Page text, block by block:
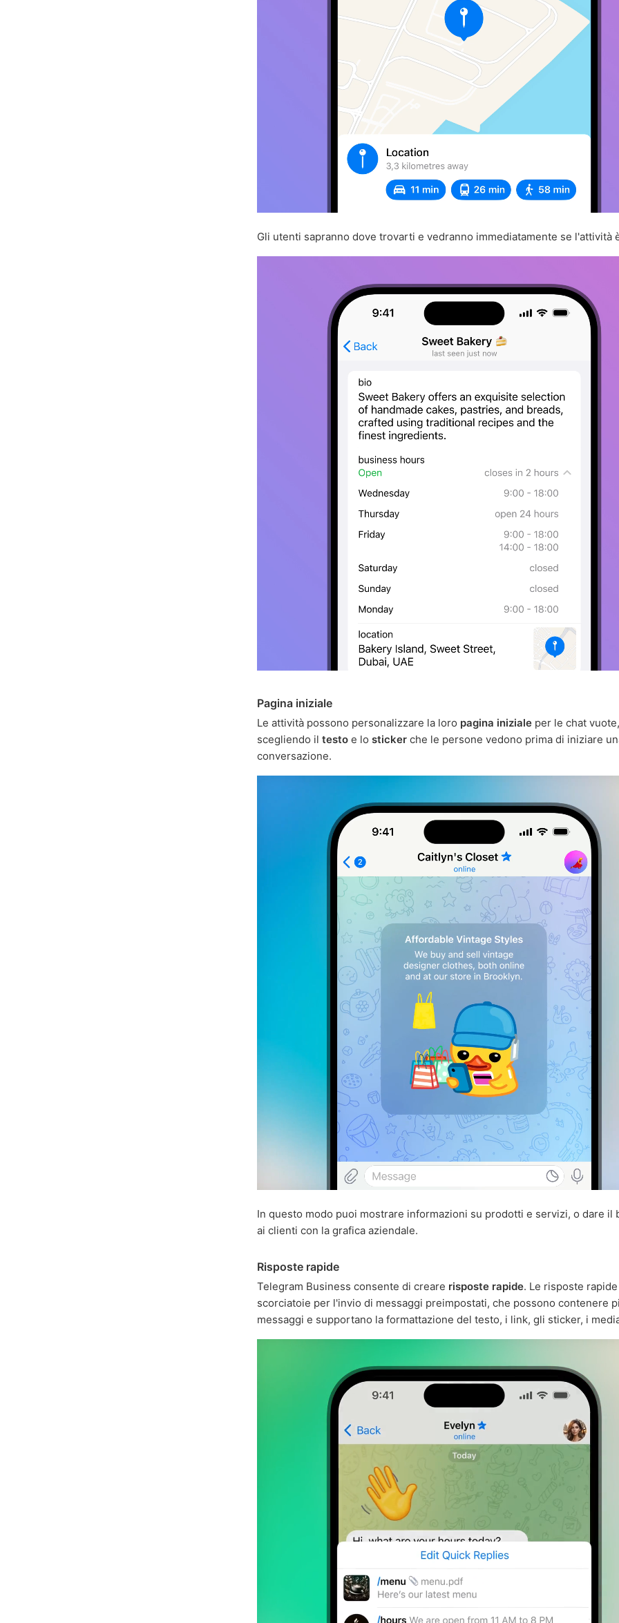
Gli utenti sapranno dove trovarti e vedranno immediatamente se l'attività
Pagina iniziale
Le attività possono personalizzare la loro pagina iniziale per le chat vuote,
scegliendo il testo e lo sticker che le persone vedono prima di iniziare
conversazione.
In questo modo puoi mostrare informazioni su prodotti e servizi, o dare il
ai clienti con la grafica aziendale.
Risposte rapide
Telegram Business consente di creare risposte rapide. Le risposte
scorciatoie per l'invio di messaggi preimpostati, che possono contenere
messaggi e supportano la formattazione del testo, i link, gli sticker, i